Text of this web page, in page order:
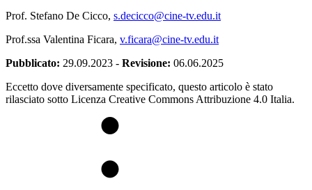
Prof. Stefano De Cicco, s.decicco@cine-tv.edu.it
Prof.ssa Valentina Ficara, v.ficara@cine-tv.edu.it
Pubblicato: 29.09.2023 - Revisione: 06.06.2025
Eccetto dove diversamente specificato, questo articolo è stato
rilasciato sotto Licenza Creative Commons Attribuzione 4.0 Italia.